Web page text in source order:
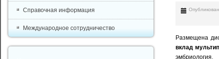
Размещена
вклад
эмбриология.
Справочная информация
Международное сотрудничество